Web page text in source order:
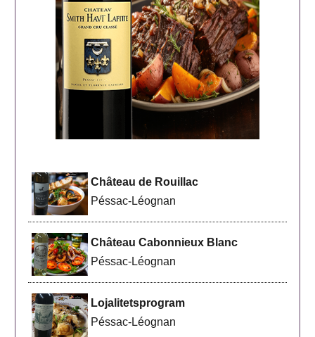
Château de Rouillac
Péssac-Léognan
Château Cabonnieux Blanc
Péssac-Léognan
Lojalitetsprogram
Péssac-Léognan